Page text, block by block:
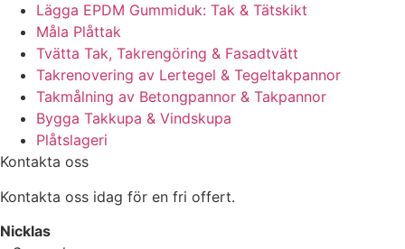
Lägga EPDM Gummiduk: Tak & Tätskikt
Måla Plåttak
Tvätta Tak, Takrengöring & Fasadtvätt
Takrenovering av Lertegel & Tegeltakpannor
Takmålning av Betongpannor & Takpannor
Bygga Takkupa & Vindskupa
Plåtslageri
Kontakta oss
Kontakta oss idag för en fri offert.
Nicklas